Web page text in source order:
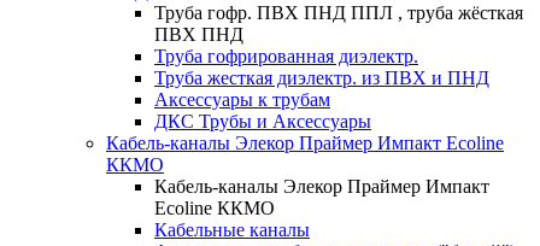
Труба гофр. ПВХ ПНД ППЛ , труба жёсткая
ПВХ ПНД
Труба гофрированная диэлектр.
Труба жесткая диэлектр. из ПВХ и ПНД
Аксессуары к трубам
ДКС Трубы и Аксессуары
Кабель-каналы Элекор Праймер Импакт Ecoline
ККМО
Кабель-каналы Элекор Праймер Импакт
Ecoline ККМО
Кабельные каналы